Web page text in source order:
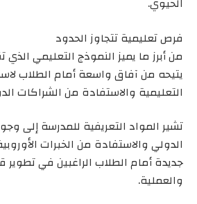
فرص تعليمية تتجاوز الحدود
من أبرز ما يميز النموذج التعليمي
يتيحه من آفاق واسعة أمام الطلاب
التعليمية والاستفادة من الشراكات
تشير المواد التعريفية للمدرسة إلى
الدولي والاستفادة من الخبرات
جديدة أمام الطلاب الراغبين في تطوير
والعملية.